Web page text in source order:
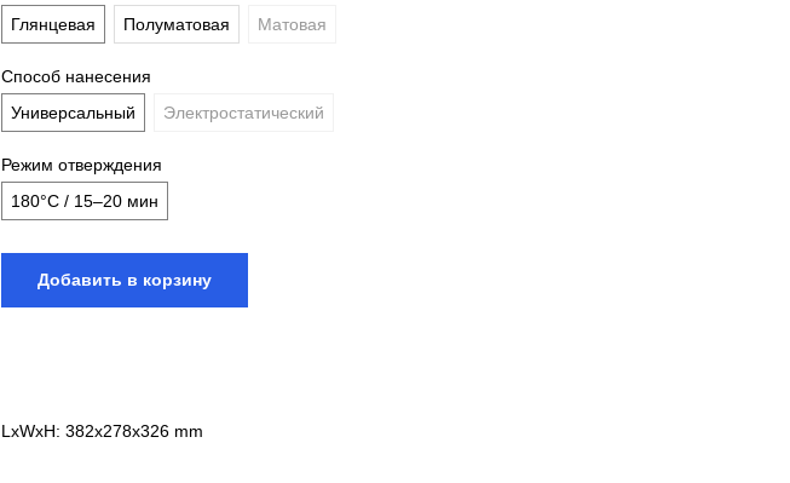
Глянцевая
Полуматовая Матовая
Способ нанесения
Универсальный
Электростатический
Режим отверждения
180°С / 15–20 мин
Добавить в корзину
LxWxH: 382x278x326 mm